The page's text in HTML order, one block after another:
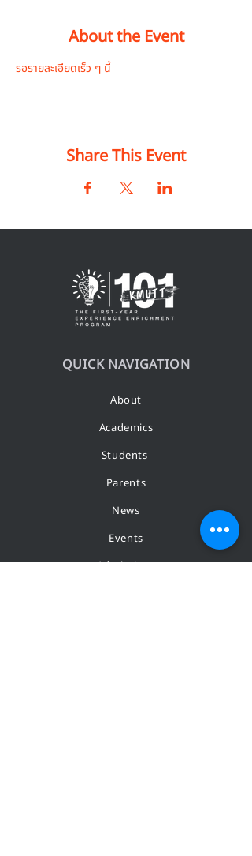
About the Event
รอรายละเอียดเร็ว ๆ นี้
Share This Event
QUICK NAVIGATION
About
Academics
Students
Parents
News
Events
Admissions